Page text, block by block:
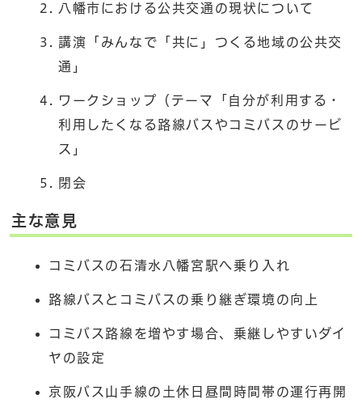
八幡市における公共交通の現状について
講演「みんなで「共に」つくる地域の公共交
通」
ワークショップ（テーマ「自分が利用する・
利用したくなる路線バスやコミバスのサービ
ス」
閉会
主な意見
コミバスの石清水八幡宮駅へ乗り入れ
路線バスとコミバスの乗り継ぎ環境の向上
コミバス路線を増やす場合、乗継しやすいダイ
ヤの設定
京阪バス山手線の土休日昼間時間帯の運行再開